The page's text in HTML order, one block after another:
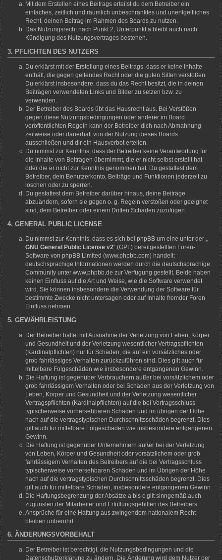
Mit dem Erstellen eines Beitrags erteilst du dem Betreiber ein
einfaches, zeitlich und räumlich unbeschränktes und unentgeltliches
Recht, deinen Beitrag im Rahmen des Boards zu nutzen.
Das Nutzungsrecht nach Punkt 2, Unterpunkt a bleibt auch nach
Kündigung des Nutzungsvertrages bestehen.
3. PFLICHTEN DES NUTZERS
Du erklärst mit der Erstellung eines Beitrags, dass er keine Inhalte
enthält, die gegen geltendes Recht oder die guten Sitten verstoßen.
Du erklärst insbesondere, dass du das Recht besitzt, die in deinen
Beiträgen verwendeten Links und Bilder zu setzen bzw. zu
verwenden.
Der Betreiber des Boards übt das Hausrecht aus. Bei Verstößen
gegen diese Nutzungsbedingungen oder anderer im Board
veröffentlichten Regeln kann der Betreiber dich nach Abmahnung
zeitweise oder dauerhaft von der Nutzung dieses Boards
ausschließen und dir ein Hausverbot erteilen.
Du nimmst zur Kenntnis, dass der Betreiber keine Verantwortung für
die Inhalte von Beiträgen übernimmt, die er nicht selbst erstellt hat
oder die er nicht zur Kenntnis genommen hat. Du gestattest dem
Betreiber, dein Benutzerkonto, Beiträge und Funktionen jederzeit zu
löschen oder zu sperren.
Du gestattest dem Betreiber darüber hinaus, deine Beiträge
abzuändern, sofern sie gegen o. g. Regeln verstoßen oder geeignet
sind, dem Betreiber oder einem Dritten Schaden zuzufügen.
4. GENERAL PUBLIC LICENSE
Du nimmst zur Kenntnis, dass es sich bei phpBB um eine unter der „
GNU General Public License v2“ (GPL) bereitgestellten Foren-
Software von phpBB Limited (www.phpbb.com) handelt;
deutschsprachige Informationen werden durch die deutschsprachige
Community unter www.phpbb.de zur Verfügung gestellt. Beide haben
keinen Einfluss auf die Art und Weise, wie die Software verwendet
wird. Sie können insbesondere die Verwendung der Software für
bestimmte Zwecke nicht untersagen oder auf Inhalte fremder Foren
Einfluss nehmen.
5. GEWÄHRLEISTUNG
Der Betreiber haftet mit Ausnahme der Verletzung von Leben, Körper
und Gesundheit und der Verletzung wesentlicher Vertragspflichten
(Kardinalpflichten) nur für Schäden, die auf ein vorsätzliches oder
grob fahrlässiges Verhalten zurückzuführen sind. Dies gilt auch für
mittelbare Folgeschäden wie insbesondere entgangenen Gewinn.
Die Haftung ist gegenüber Verbrauchern außer bei vorsätzlichem oder
grob fahrlässigem Verhalten oder bei Schäden aus der Verletzung von
Leben, Körper und Gesundheit und der Verletzung wesentlicher
Vertragspflichten (Kardinalpflichten) auf die bei Vertragsschluss
typischerweise vorhersehbaren Schäden und im übrigen der Höhe
nach auf die vertragstypischen Durchschnittsschäden begrenzt. Dies
gilt auch für mittelbare Folgeschäden wie insbesondere entgangenen
Gewinn.
Die Haftung ist gegenüber Unternehmern außer bei der Verletzung
von Leben, Körper und Gesundheit oder vorsätzlichem oder grob
fahrlässigem Verhalten des Betreibers auf die bei Vertragsschluss
typischerweise vorhersehbaren Schäden und im Übrigen der Höhe
nach auf die vertragstypischen Durchschnittsschäden begrenzt. Dies
gilt auch für mittelbare Schäden, insbesondere entgangenen Gewinn.
Die Haftungsbegrenzung der Absätze a bis c gilt sinngemäß auch
zugunsten der Mitarbeiter und Erfüllungsgehilfen des Betreibers.
Ansprüche für eine Haftung aus zwingendem nationalem Recht
bleiben unberührt.
6. ÄNDERUNGSVORBEHALT
Der Betreiber ist berechtigt, die Nutzungsbedingungen und die
Datenschutzerklärung zu ändern. Die Änderung wird dem Nutzer per